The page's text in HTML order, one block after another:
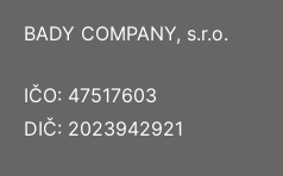
BADY COMPANY, s.r.o.
IČO: 47517603
DIČ: 2023942921